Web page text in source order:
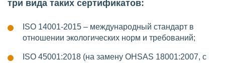
три вида таких сертификатов:
ISO 14001-2015 – международный стандарт в
отношении экологических норм и требований;
ISO 45001:2018 (на замену OHSAS 18001:2007, с